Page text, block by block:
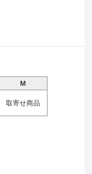
M
取寄せ商品